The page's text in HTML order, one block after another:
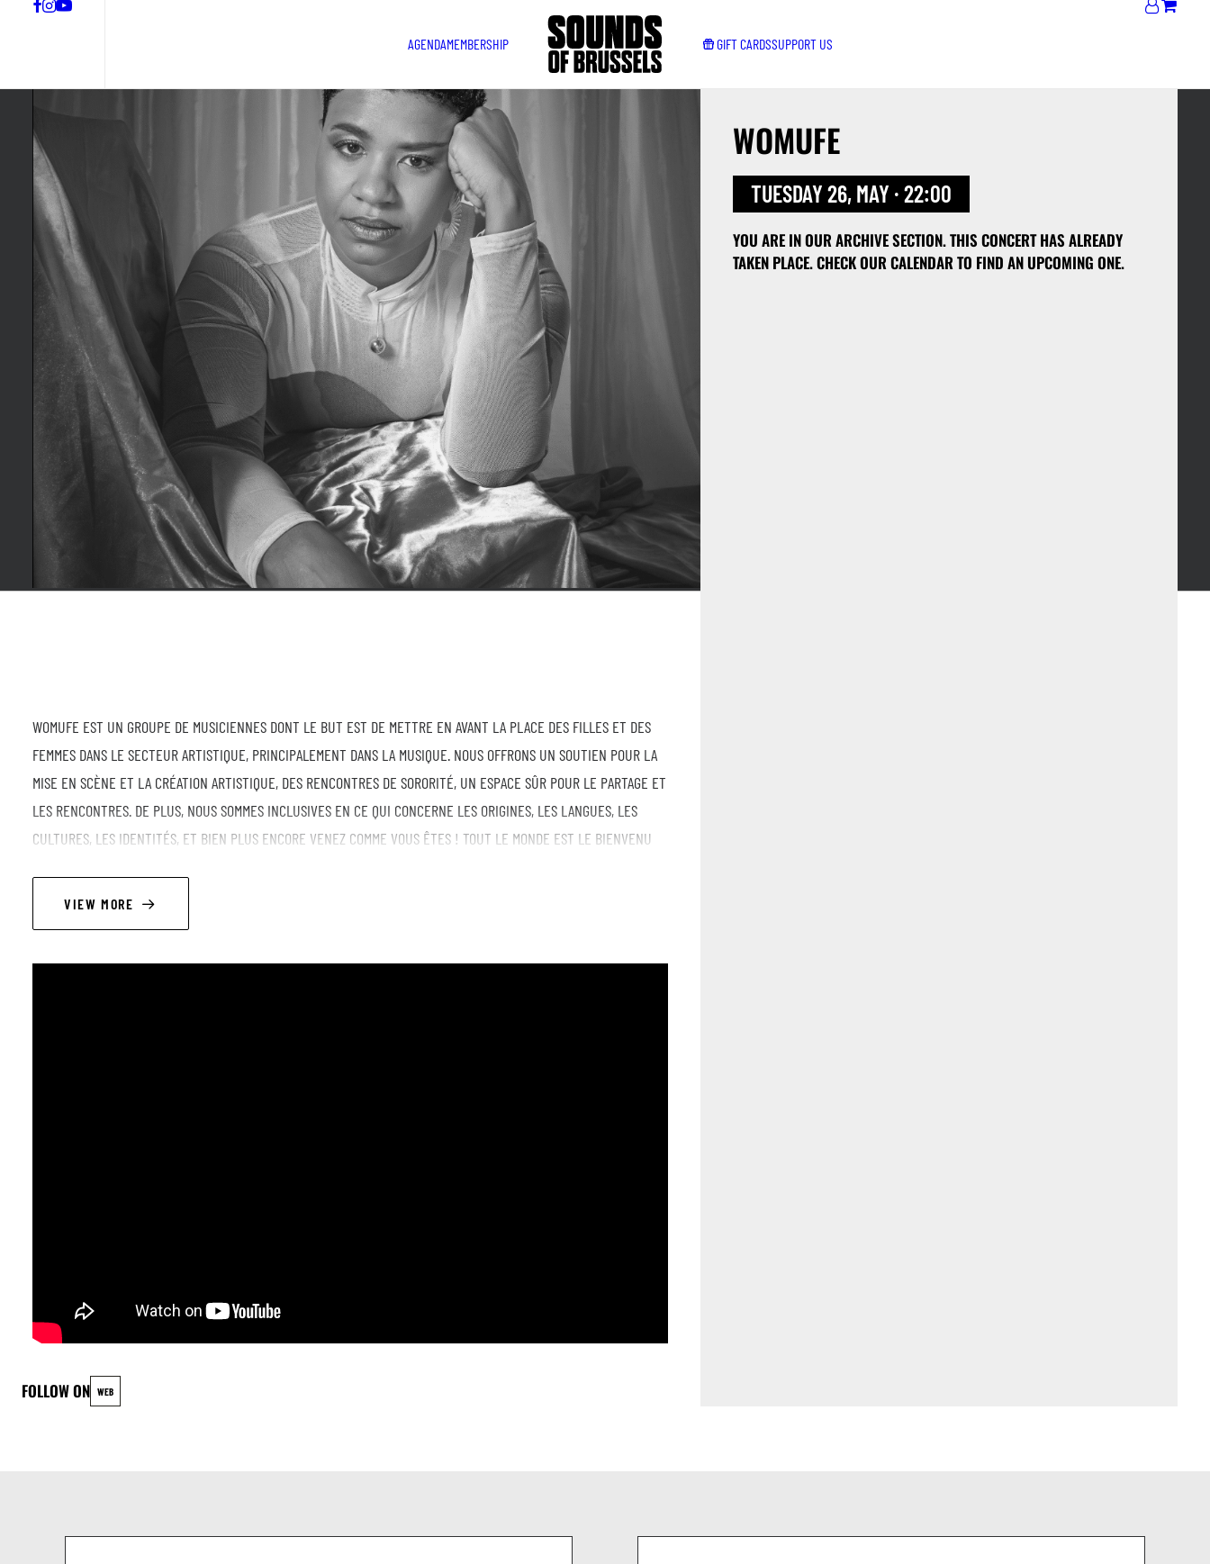
AGENDAMEMBERSHIP GIFT CARDSSUPPORT US
WOMUFE EST UN GROUPE DE MUSICIENNES DONT LE BUT EST DE METTRE EN AVANT LA PLACE DES FILLES ET DES
FEMMES DANS LE SECTEUR ARTISTIQUE, PRINCIPALEMENT DANS LA MUSIQUE. NOUS OFFRONS UN SOUTIEN POUR LA
MISE EN SCÈNE ET LA CRÉATION ARTISTIQUE, DES RENCONTRES DE SORORITÉ, UN ESPACE SÛR POUR LE PARTAGE ET
LES RENCONTRES. DE PLUS, NOUS SOMMES INCLUSIVES EN CE QUI CONCERNE LES ORIGINES, LES LANGUES, LES
CULTURES, LES IDENTITÉS, ET BIEN PLUS ENCORE VENEZ COMME VOUS ÊTES ! TOUT LE MONDE EST LE BIENVENU
VIEW MORE
FOLLOW ON WEB
WOMUFE
TUESDAY 26, MAY · 22:00
YOU ARE IN OUR ARCHIVE SECTION. THIS CONCERT HAS ALREADY
TAKEN PLACE. CHECK OUR CALENDAR TO FIND AN UPCOMING ONE.